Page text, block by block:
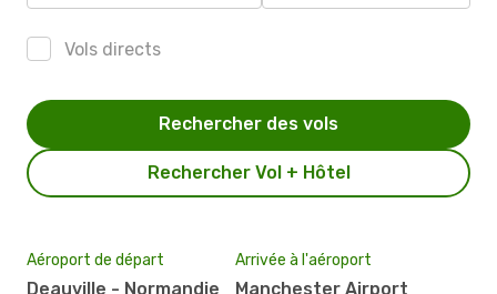
Vols directs
Rechercher Vol + Hôtel
Rechercher des vols
Aéroport de départ
Deauville - Normandie
Arrivée à l'aéroport
Manchester Airport